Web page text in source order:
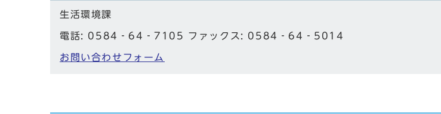
生活環境課
電話: 0584‐64‐7105 ファックス: 0584‐64‐5014
お問い合わせフォーム